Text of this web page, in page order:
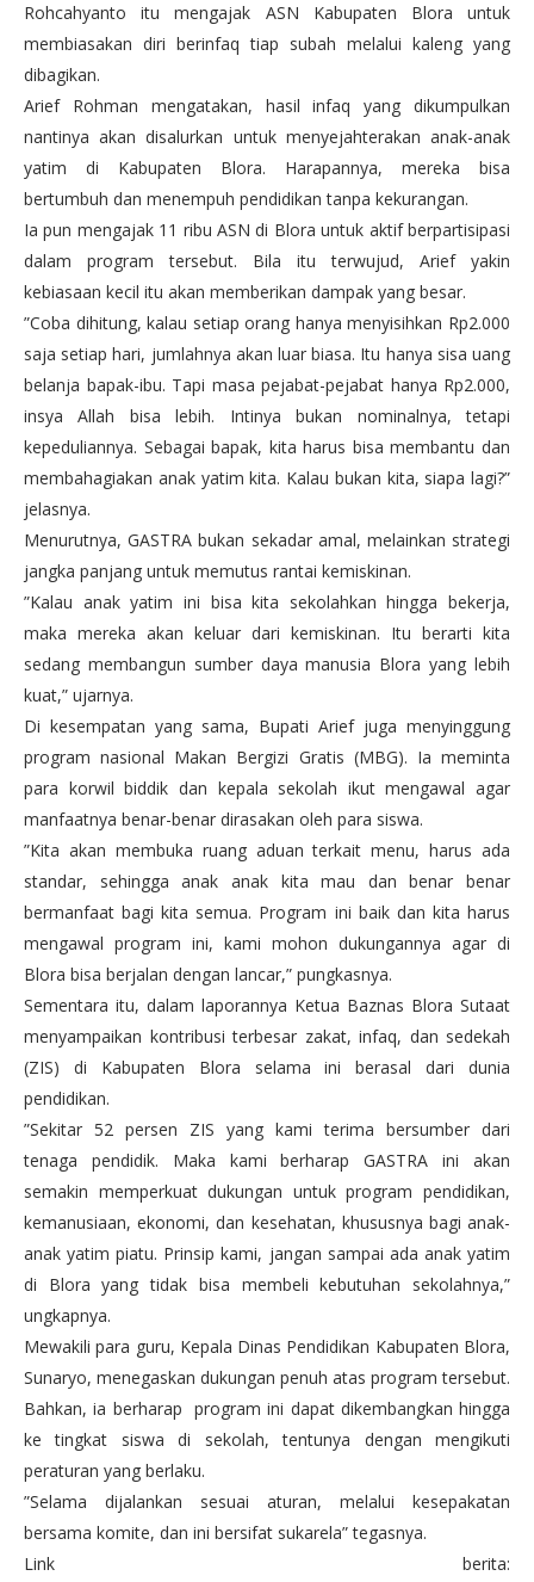
Rohcahyanto itu mengajak ASN Kabupaten Blora untuk
membiasakan diri berinfaq tiap subah melalui kaleng yang
dibagikan.
Arief Rohman mengatakan, hasil infaq yang dikumpulkan
nantinya akan disalurkan untuk menyejahterakan anak-anak
yatim di Kabupaten Blora. Harapannya, mereka bisa
bertumbuh dan menempuh pendidikan tanpa kekurangan.
Ia pun mengajak 11 ribu ASN di Blora untuk aktif berpartisipasi
dalam program tersebut. Bila itu terwujud, Arief yakin
kebiasaan kecil itu akan memberikan dampak yang besar.
”Coba dihitung, kalau setiap orang hanya menyisihkan Rp2.000
saja setiap hari, jumlahnya akan luar biasa. Itu hanya sisa uang
belanja bapak-ibu. Tapi masa pejabat-pejabat hanya Rp2.000,
insya Allah bisa lebih. Intinya bukan nominalnya, tetapi
kepeduliannya. Sebagai bapak, kita harus bisa membantu dan
membahagiakan anak yatim kita. Kalau bukan kita, siapa lagi?”
jelasnya.
Menurutnya, GASTRA bukan sekadar amal, melainkan strategi
jangka panjang untuk memutus rantai kemiskinan.
”Kalau anak yatim ini bisa kita sekolahkan hingga bekerja,
maka mereka akan keluar dari kemiskinan. Itu berarti kita
sedang membangun sumber daya manusia Blora yang lebih
kuat,” ujarnya.
Di kesempatan yang sama, Bupati Arief juga menyinggung
program nasional Makan Bergizi Gratis (MBG). Ia meminta
para korwil biddik dan kepala sekolah ikut mengawal agar
manfaatnya benar-benar dirasakan oleh para siswa.
”Kita akan membuka ruang aduan terkait menu, harus ada
standar, sehingga anak anak kita mau dan benar benar
bermanfaat bagi kita semua. Program ini baik dan kita harus
mengawal program ini, kami mohon dukungannya agar di
Blora bisa berjalan dengan lancar,” pungkasnya.
Sementara itu, dalam laporannya Ketua Baznas Blora Sutaat
menyampaikan kontribusi terbesar zakat, infaq, dan sedekah
(ZIS) di Kabupaten Blora selama ini berasal dari dunia
pendidikan.
”Sekitar 52 persen ZIS yang kami terima bersumber dari
tenaga pendidik. Maka kami berharap GASTRA ini akan
semakin memperkuat dukungan untuk program pendidikan,
kemanusiaan, ekonomi, dan kesehatan, khususnya bagi anak-
anak yatim piatu. Prinsip kami, jangan sampai ada anak yatim
di Blora yang tidak bisa membeli kebutuhan sekolahnya,”
ungkapnya.
Mewakili para guru, Kepala Dinas Pendidikan Kabupaten Blora,
Sunaryo, menegaskan dukungan penuh atas program tersebut.
Bahkan, ia berharap program ini dapat dikembangkan hingga
ke tingkat siswa di sekolah, tentunya dengan mengikuti
peraturan yang berlaku.
”Selama dijalankan sesuai aturan, melalui kesepakatan
bersama komite, dan ini bersifat sukarela” tegasnya.
Link berita: